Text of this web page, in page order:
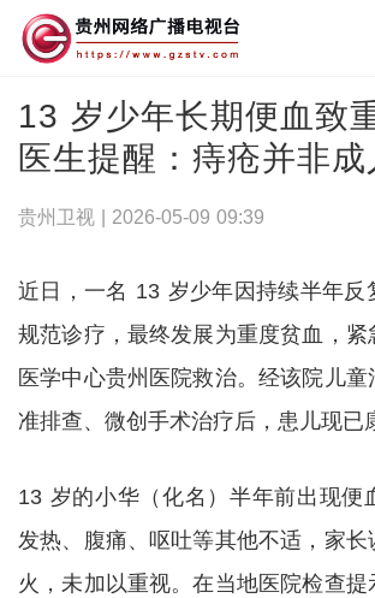
13 岁少年长期便血致
医生提醒：痔疮并非
贵州卫视 | 2026-05-09 09:39
近日，一名 13 岁少年因持续半年反
规范诊疗，最终发展为重度贫血，紧
医学中心贵州医院救治。经该院儿
准排查、微创手术治疗后，患儿现已
13 岁的小华（化名）半年前出现便
发热、腹痛、呕吐等其他不适，家长
火，未加以重视。在当地医院检查